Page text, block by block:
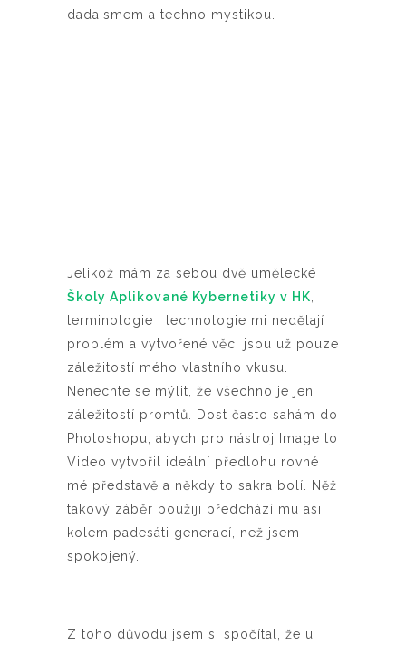
dadaismem a techno mystikou.
Jelikož mám za sebou dvě umělecké
Školy Aplikované Kybernetiky v HK
terminologie i technologie mi nedělají
problém a vytvořené věci jsou už pouze
záležitostí mého vlastního vkusu.
Nenechte se mýlit, že všechno je jen
záležitostí promtů. Dost často sahám do
Photoshopu, abych pro nástroj Image to
Video vytvořil ideální předlohu rovné
mé představě a někdy to sakra bolí. Něž
takový záběr použiji předchází mu asi
kolem padesáti generací, než jsem
spokojený.
Z toho důvodu jsem si spočítal, že u